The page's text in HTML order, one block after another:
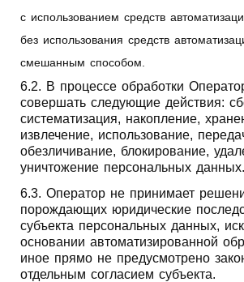
с использованием средств
без использования средств
смешанным способом.
6.2. В процессе обработки
совершать следующие действия:
систематизация, накопление,
извлечение, использование,
обезличивание, блокирование,
уничтожение персональных данных.
6.3. Оператор не принимает
порождающих юридические
субъекта персональных данных,
основании автоматизированной
иное прямо не предусмотрено
отдельным согласием субъекта.